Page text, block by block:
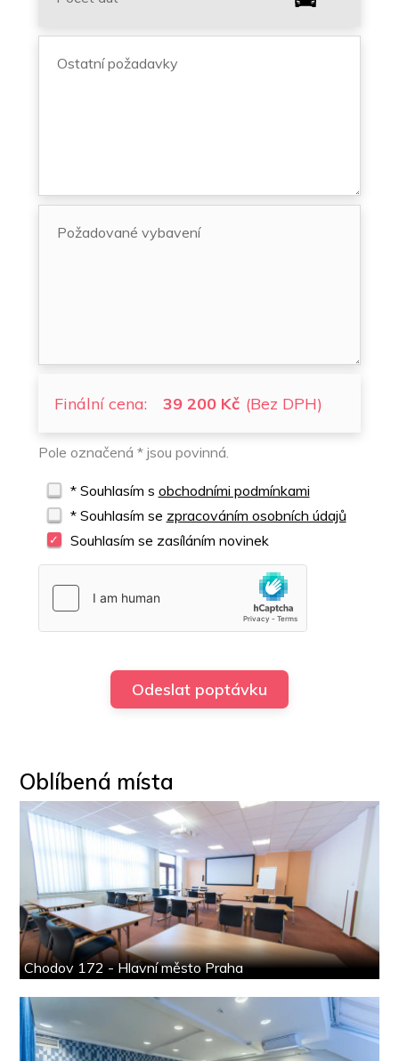
Finální cena: 39 200 Kč (Bez DPH)
Pole označená * jsou povinná.
* Souhlasím s obchodními podmínkami
* Souhlasím se zpracováním osobních údajů
Souhlasím se zasíláním novinek
Oblíbená místa
Chodov 172 - Hlavní město Praha